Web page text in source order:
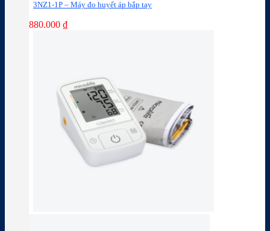
3NZ1-1P – Máy đo huyết áp bắp tay
880.000 ₫